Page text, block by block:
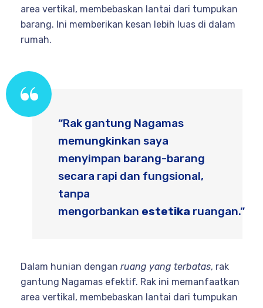
area vertikal, membebaskan lantai dari tumpukan
barang. Ini memberikan kesan lebih luas di dalam
rumah.
“Rak gantung Nagamas
memungkinkan saya
menyimpan barang-barang
secara rapi dan fungsional,
tanpa
mengorbankan estetika ruangan.”
Dalam hunian dengan ruang yang terbatas, rak
gantung Nagamas efektif. Rak ini memanfaatkan
area vertikal, membebaskan lantai dari tumpukan